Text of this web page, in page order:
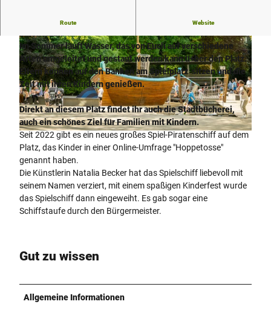
© Pro Herford GmbH, D. Ketz |CC-BY-SA
© Pro Herford GmbH, D. Ketz | CC-BY-SA
Route Website
Piratenschiff und Spielen mit Wasser mitten in der
Im Sommer läuft Wasser, das von Euch auf verschiedene
Arten umgeleitet und gestaut werden kann ü+ber den Platz.
Eltern können auf den Bänken am Spielplatz sitzen und die
Zeit mit ihren Kindern genießen.
Direkt an diesem Platz findet ihr auch die Stadtbücherei,
auch ein schönes Ziel für Familien mit Kindern.
Seit 2022 gibt es ein neues großes Spiel-Piratenschiff auf dem
Platz, das Kinder in einer Online-Umfrage "Hoppetosse"
genannt haben.
Die Künstlerin Natalia Becker hat das Spielschiff liebevoll mit
seinem Namen verziert, mit einem spaßigen Kinderfest wurde
das Spielschiff dann eingeweiht. Es gab sogar eine
Schiffstaufe durch den Bürgermeister.
Gut zu wissen
Allgemeine Informationen